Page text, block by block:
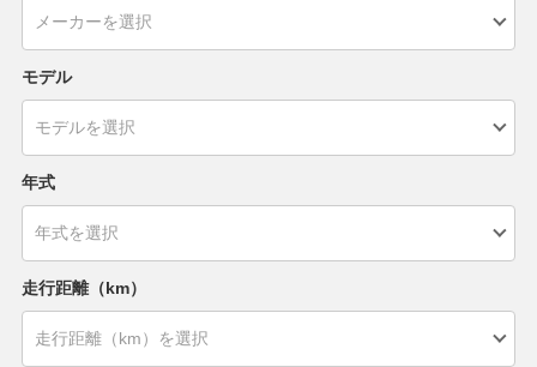
モデル
年式
走行距離（km）